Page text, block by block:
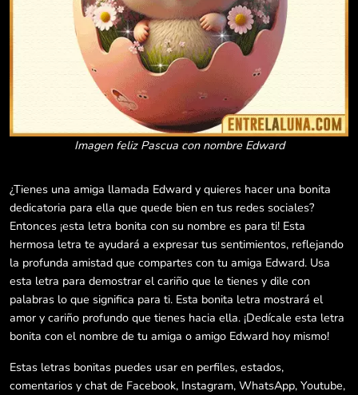
Imagen feliz Pascua con nombre Edward
¿Tienes una amiga llamada Edward y quieres hacer una bonita
dedicatoria para ella que quede bien en tus redes sociales?
Entonces ¡esta letra bonita con su nombre es para ti! Esta
hermosa letra te ayudará a expresar tus sentimientos, reflejando
la profunda amistad que compartes con tu amiga Edward. Usa
esta letra para demostrar el cariño que le tienes y dile con
palabras lo que significa para ti. Esta bonita letra mostrará el
amor y cariño profundo que tienes hacia ella. ¡Dedícale esta letra
bonita con el nombre de tu amiga o amigo Edward hoy mismo!
Estas letras bonitas puedes usar en perfiles, estados,
comentarios y chat de Facebook, Instagram, WhatsApp, Youtube,